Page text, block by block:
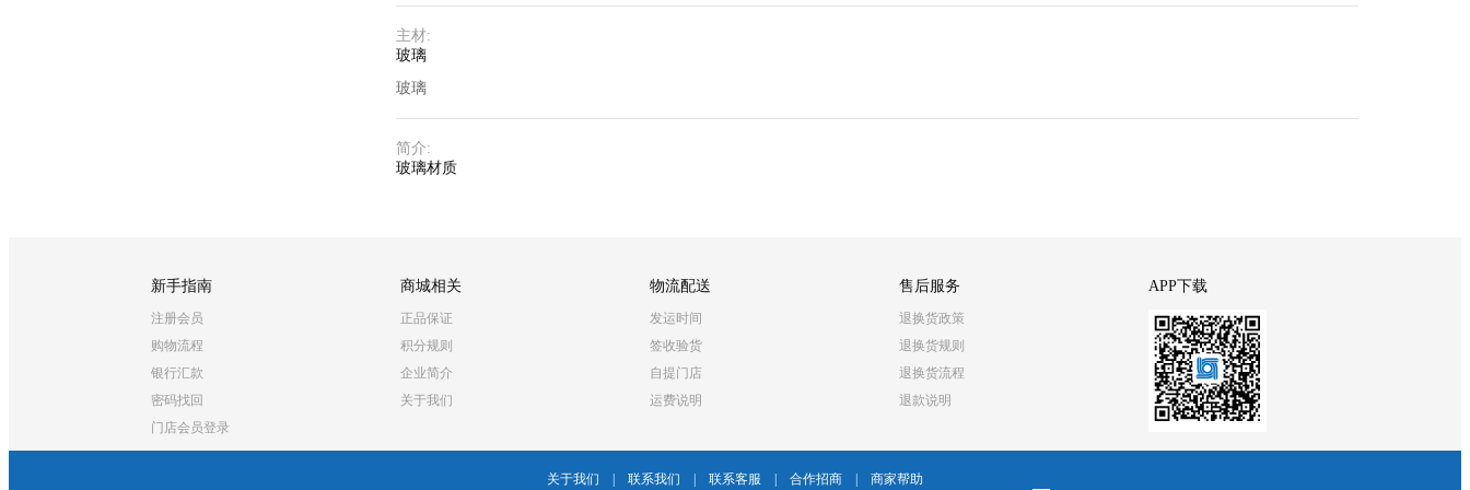
主材:
玻璃
玻璃
简介:
玻璃材质
新手指南
注册会员
购物流程
银行汇款
密码找回
门店会员登录
商城相关
正品保证
积分规则
企业简介
关于我们
物流配送
发运时间
签收验货
自提门店
运费说明
售后服务
退换货政策
退换货规则
退换货流程
退款说明
APP下载
关于我们 联系我们 联系客服 合作招商 商家帮助